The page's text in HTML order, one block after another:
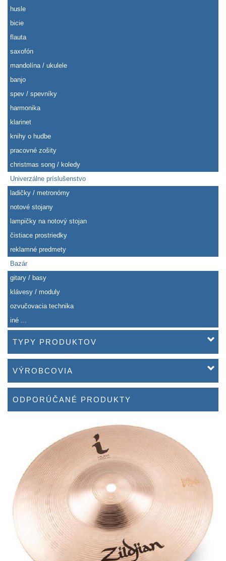
husle
bicie
flauta
saxofón
mandolína / ukulele
banjo
spev / spevníky
harmonika
klarinet
knihy o hudbe
pracovné zošity
christmas song / koledy
Univerzálne príslušenstvo
ladičky / metronómy
notové stojany
lampičky na notový stojan
čistiace prostriedky
reklamné predmety
Bazár
gitary / basy
klávesy / moduly
ozvučovacia technika
iné ...
TYPY PRODUKTOV
VÝROBCOVIA
ODPORÚČANÉ PRODUKTY